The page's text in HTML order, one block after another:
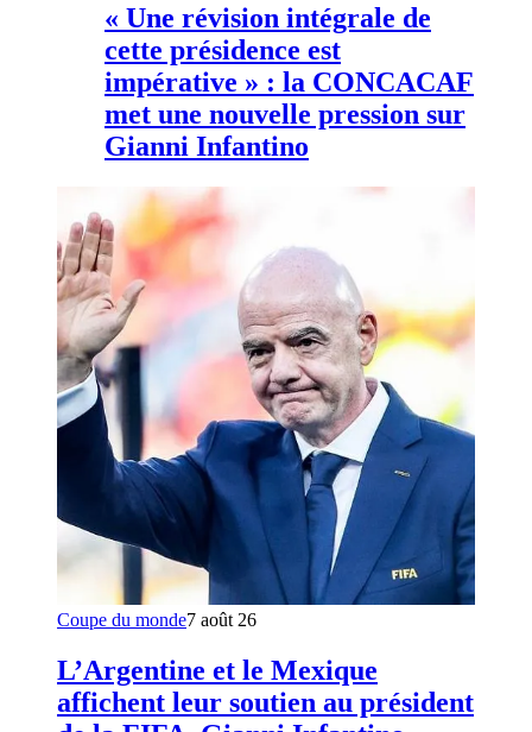
« Une révision intégrale de
cette présidence est
impérative » : la CONCACAF
met une nouvelle pression sur
Gianni Infantino
Coupe du monde7 août 26
L’Argentine et le Mexique
affichent leur soutien au président